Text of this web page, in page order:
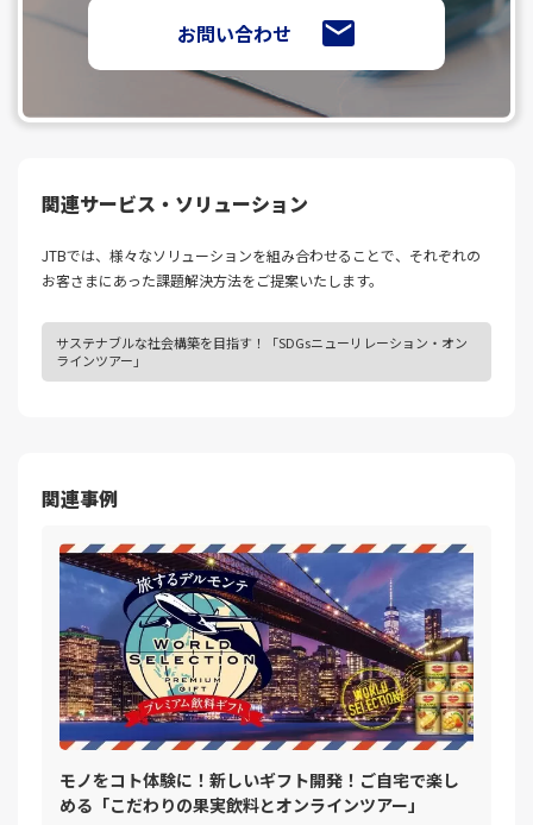
お問い合わせ
関連サービス・ソリューション
JTBでは、様々なソリューションを組み合わせることで、それぞれの
お客さまにあった課題解決⽅法をご提案いたします。
サステナブルな社会構築を目指す！「SDGsニューリレーション・オン
ラインツアー」
関連事例
モノをコト体験に！新しいギフト開発！ご自宅で楽し
める「こだわりの果実飲料とオンラインツアー」